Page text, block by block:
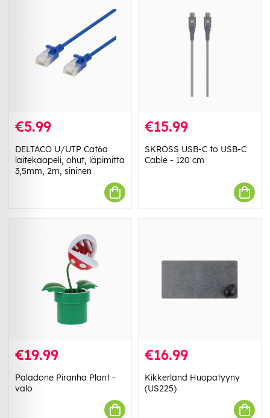
€5.99
DELTACO U/UTP Cat6a
laitekaapeli, ohut, läpimitta
3,5mm, 2m, sininen
€15.99
SKROSS USB-C to USB-C
Cable - 120 cm
€19.99
Paladone Piranha Plant -
valo
€16.99
Kikkerland Huopatyyny
(US225)